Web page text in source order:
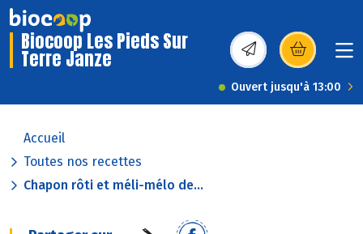
Biocoop Les Pieds Sur
Terre Janze (s’ouvre dans une
Ouvert jusqu'à 13:00
Accueil
Toutes nos recettes
Chapon rôti et méli-mélo de...